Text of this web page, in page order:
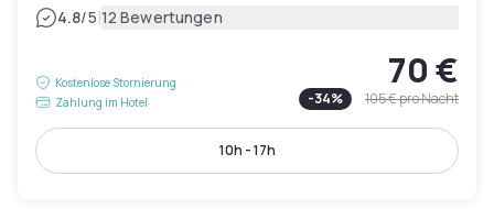
4.8/5|12 Bewertungen
Kostenlose Stornierung
Zahlung im Hotel
70 €
-34% 105 €pro Nacht
10h - 17h